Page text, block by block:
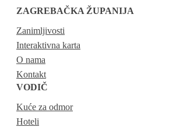
ZAGREBAČKA ŽUPANIJA
Zanimljivosti
Interaktivna karta
O nama
Kontakt
VODIČ
Kuće za odmor
Hoteli